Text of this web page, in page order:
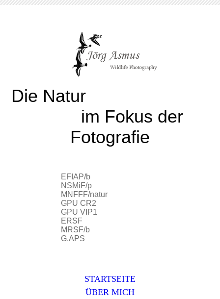
Die Natur
im Fokus der
Fotografie
EFIAP/b
NSMiF/p
MNFFF/natur
GPU CR2
GPU VIP1
ERSF
MRSF/b
G.APS
STARTSEITE
ÜBER MICH